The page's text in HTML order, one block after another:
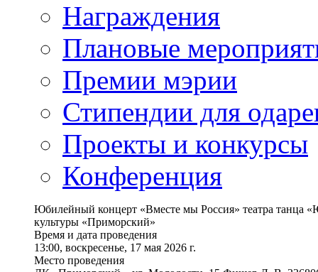
Награждения
Плановые
Премии мэрии
Стипендии для
Проекты и конкурсы
Конференция
Юбилейный концерт «Вместе мы Россия» театра танца
культуры «Приморский»
Время и дата проведения
13:00, воскресенье, 17 мая 2026 г.
Место проведения